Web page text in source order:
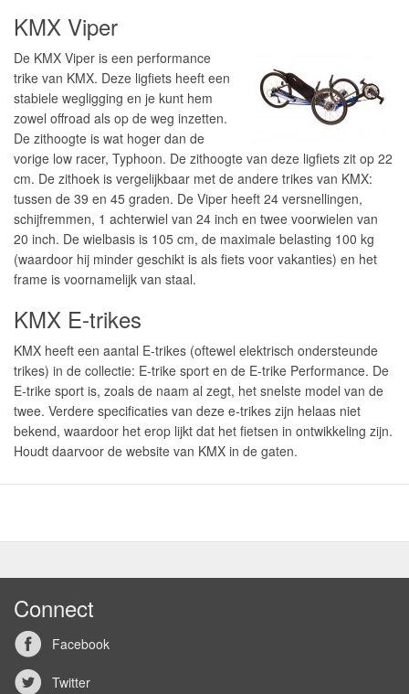
KMX Viper
De KMX Viper is een performance
trike van KMX. Deze ligfiets heeft een
stabiele wegligging en je kunt hem
zowel offroad als op de weg inzetten.
De zithoogte is wat hoger dan de
vorige low racer, Typhoon. De zithoogte van deze ligfiets zit op 22
cm. De zithoek is vergelijkbaar met de andere trikes van KMX:
tussen de 39 en 45 graden. De Viper heeft 24 versnellingen,
schijfremmen, 1 achterwiel van 24 inch en twee voorwielen van
20 inch. De wielbasis is 105 cm, de maximale belasting 100 kg
(waardoor hij minder geschikt is als fiets voor vakanties) en het
frame is voornamelijk van staal.
KMX E-trikes
KMX heeft een aantal E-trikes (oftewel elektrisch ondersteunde
trikes) in de collectie: E-trike sport en de E-trike Performance. De
E-trike sport is, zoals de naam al zegt, het snelste model van de
twee. Verdere specificaties van deze e-trikes zijn helaas niet
bekend, waardoor het erop lijkt dat het fietsen in ontwikkeling zijn.
Houdt daarvoor de website van KMX in de gaten.
Connect
Facebook
Twitter